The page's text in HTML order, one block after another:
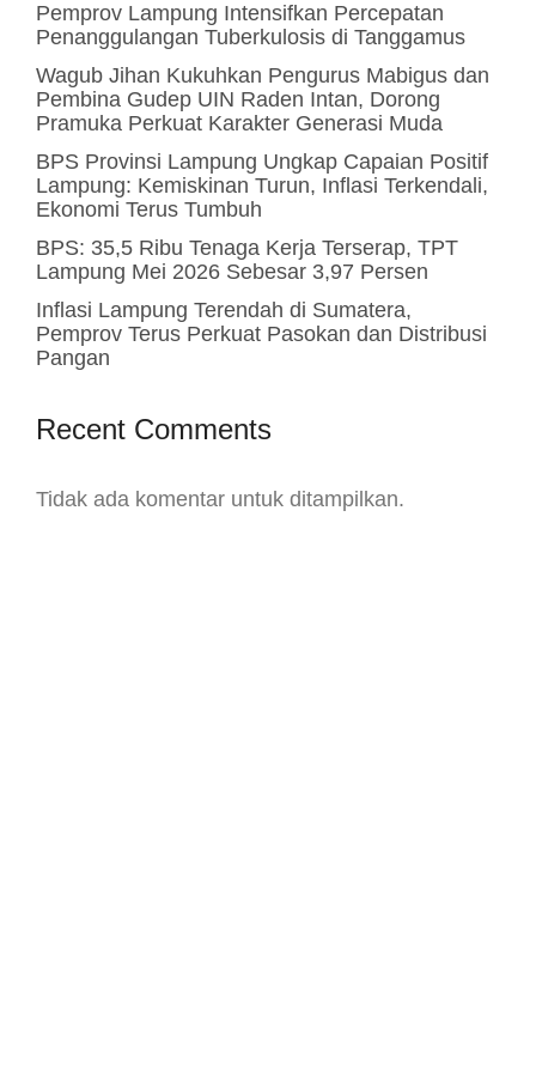
Pemprov Lampung Intensifkan Percepatan
Penanggulangan Tuberkulosis di Tanggamus
Wagub Jihan Kukuhkan Pengurus Mabigus dan
Pembina Gudep UIN Raden Intan, Dorong
Pramuka Perkuat Karakter Generasi Muda
BPS Provinsi Lampung Ungkap Capaian Positif
Lampung: Kemiskinan Turun, Inflasi Terkendali,
Ekonomi Terus Tumbuh
BPS: 35,5 Ribu Tenaga Kerja Terserap, TPT
Lampung Mei 2026 Sebesar 3,97 Persen
Inflasi Lampung Terendah di Sumatera,
Pemprov Terus Perkuat Pasokan dan Distribusi
Pangan
Recent Comments
Tidak ada komentar untuk ditampilkan.